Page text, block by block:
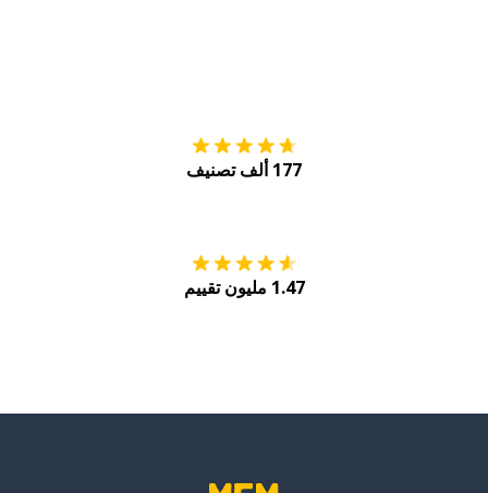
177 ألف تصنيف
1.47 مليون تقييم